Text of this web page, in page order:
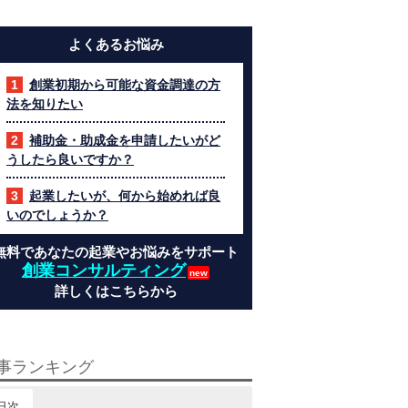
よくあるお悩み
創業初期から可能な資金調達の方
法を知りたい
補助金・助成金を申請したいがど
うしたら良いですか？
起業したいが、何から始めれば良
いのでしょうか？
料であなたの起業やお悩みをサポート
創業コンサルティング
詳しくはこちらから
ランキング